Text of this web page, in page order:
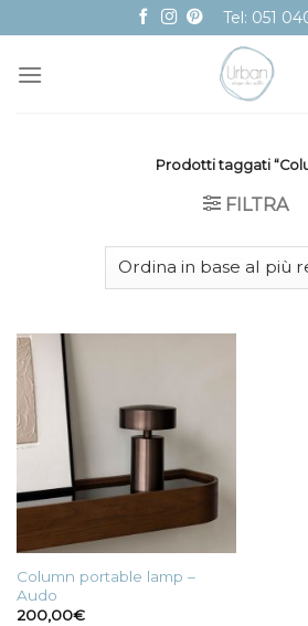
to
content
Tel: 051
Prodotti taggati
FILTRA
Column portable lamp –
Audo
200,00€